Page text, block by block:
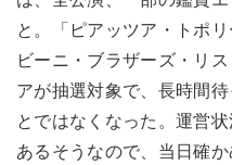
と。「ピアッツア・トポ
ビーニ・ブラザーズ・リ
アが抽選対象で、長時間
とではなくなった。運営
あるそうなので、当日確か